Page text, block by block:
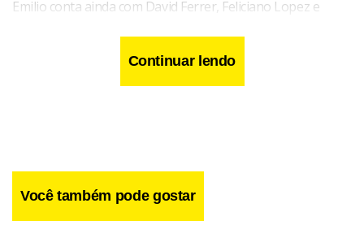
Emilio conta ainda com David Ferrer, Feliciano Lopez e
Fernando Verdasco para montar sua equipe, mas
reconheceu que preferia não ter sido ‘abandonado’ por
Nadal. “Foi uma decisão conjunta, embora eu tenha
Continuar lendo
Você também pode gostar